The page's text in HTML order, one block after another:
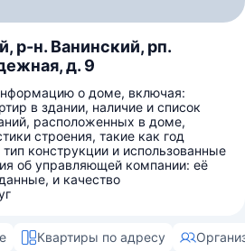
р-н. Ванинский, рп.
д. 9
о доме, включая:
в здании, наличие и список
расположенных в доме,
строения, такие как год
конструкции и использованные
об управляющей компании: её
и качество
Квартиры по адресу